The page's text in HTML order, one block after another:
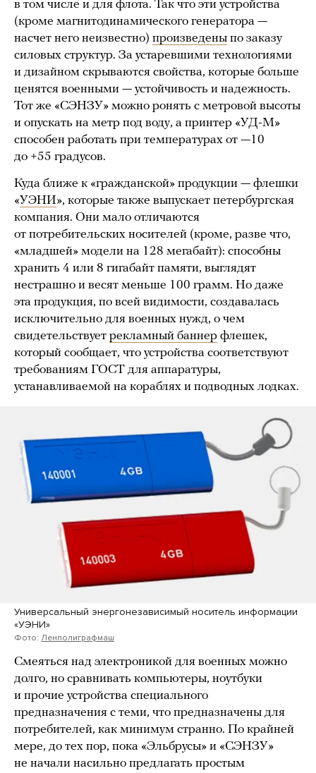
в том числе и для флота. Так что эти устройства
(кроме магнитодинамического генератора —
насчет него неизвестно) произведены по заказу
силовых структур. За устаревшими технологиями
и дизайном скрываются свойства, которые больше
ценятся военными — устойчивость и надежность.
Тот же «СЭНЗУ» можно ронять с метровой высоты
и опускать на метр под воду, а принтер «УД-М»
способен работать при температурах от —10
до +55 градусов.
Куда ближе к «гражданской» продукции — флешки
«УЭНИ», которые также выпускает петербургская
компания. Они мало отличаются
от потребительских носителей (кроме, разве что,
«младшей» модели на 128 мегабайт): способны
хранить 4 или 8 гигабайт памяти, выглядят
нестрашно и весят меньше 100 грамм. Но даже
эта продукция, по всей видимости, создавалась
исключительно для военных нужд, о чем
свидетельствует рекламный баннер флешек,
который сообщает, что устройства соответствуют
требованиям ГОСТ для аппаратуры,
устанавливаемой на кораблях и подводных лодках.
Универсальный энергонезависимый носитель информации
«УЭНИ»
Фото: Ленполиграфмаш
Смеяться над электроникой для военных можно
долго, но сравнивать компьютеры, ноутбуки
и прочие устройства специального
предназначения с теми, что предназначены для
потребителей, как минимум странно. По крайней
мере, до тех пор, пока «Эльбрусы» и «СЭНЗУ»
не начали насильно предлагать простым